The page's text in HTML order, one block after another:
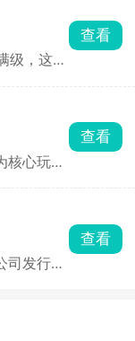
国广阔
任务。
实驾驶
复杂路况
级，这是
上的种
能享受
查看
核心玩
游戏内
丰厚，
奖工具
乐趣。
查看
司发行的
生菜荷
带来丰
查看